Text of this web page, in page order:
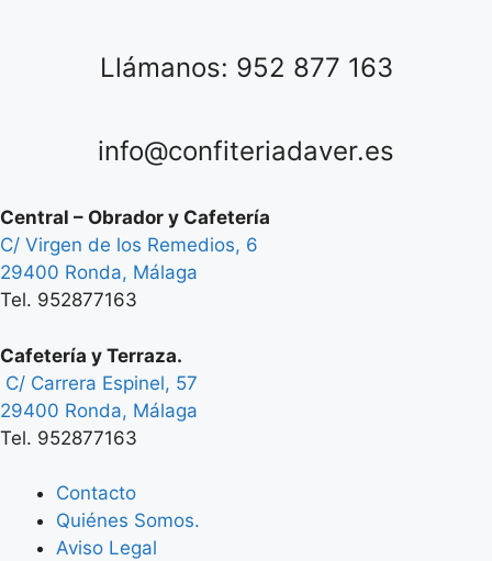
Llámanos: 952 877 163
info@confiteriadaver.es
Central – Obrador y Cafetería
C/ Virgen de los Remedios, 6
29400 Ronda, Málaga
Tel. 952877163
Cafetería y Terraza.
C/ Carrera Espinel, 57
29400 Ronda, Málaga
Tel. 952877163
Contacto
Quiénes Somos.
Aviso Legal